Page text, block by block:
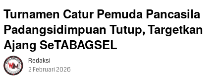
Turnamen Catur Pemuda Pancasila
Padangsidimpuan Tutup, Targetkan
Ajang SeTABAGSEL
Redaksi
2 Februari 2026